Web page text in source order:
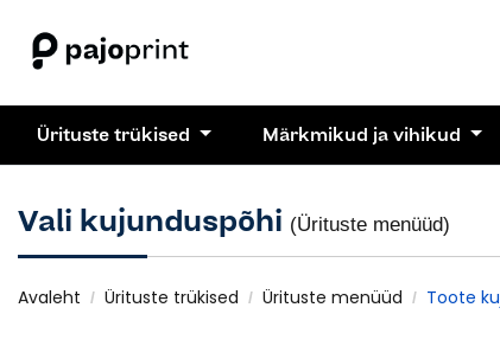
Ürituste trükised Märkmikud ja vihikud
Vali kujunduspõhi (Ürituste menüüd)
Avaleht Ürituste trükised Ürituste menüüd Toote